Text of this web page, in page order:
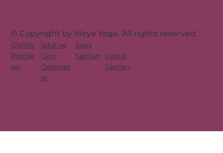
Gizlilik
Politik
ası
İptal ve
Geri
Ödemel
er
Satış
Şartları Üyelik
Şartları
© Copyright by Maya Yoga. All rights reserved.